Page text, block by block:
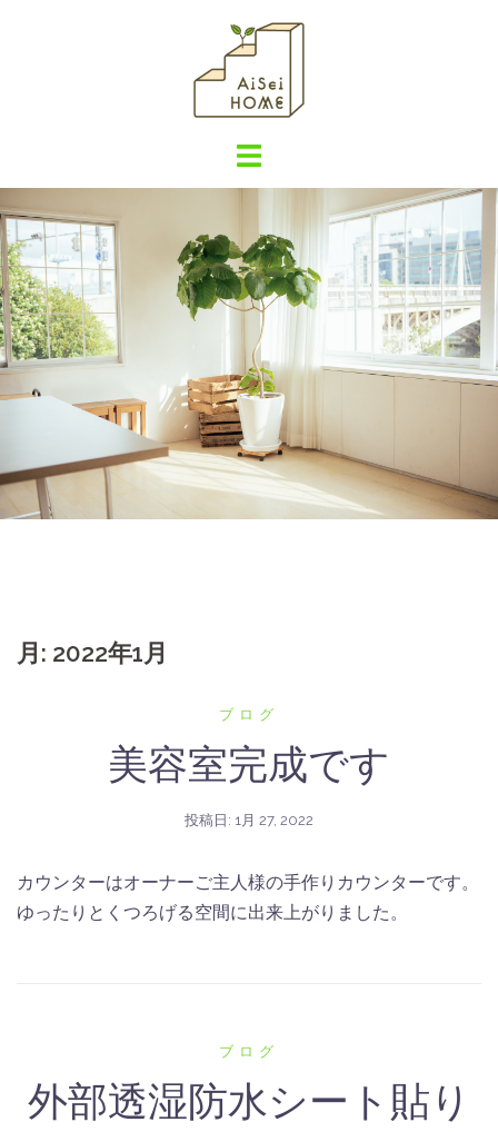
月: 2022年1月
ブログ
美容室完成です
投稿日: 1月 27, 2022
カウンターはオーナーご主人様の手作りカウンターです。
ゆったりとくつろげる空間に出来上がりました。
ブログ
外部透湿防水シート貼り